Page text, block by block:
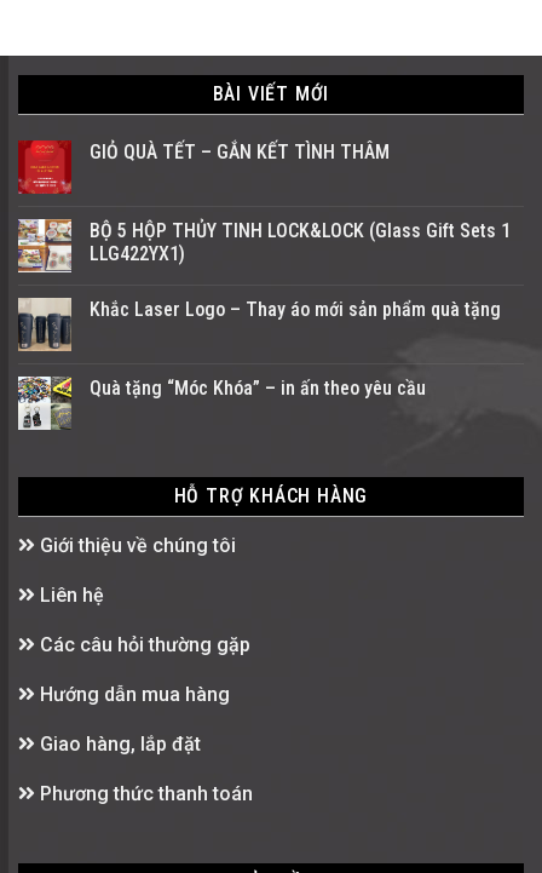
BÀI VIẾT MỚI
GIỎ QUÀ TẾT – GẮN KẾT TÌNH THÂM
BỘ 5 HỘP THỦY TINH LOCK&LOCK (Glass Gift Sets 1
LLG422YX1)
Khắc Laser Logo – Thay áo mới sản phẩm quà tặng
Quà tặng “Móc Khóa” – in ấn theo yêu cầu
HỖ TRỢ KHÁCH HÀNG
Giới thiệu về chúng tôi
Liên hệ
Các câu hỏi thường gặp
Hướng dẫn mua hàng
Giao hàng, lắp đặt
Phương thức thanh toán